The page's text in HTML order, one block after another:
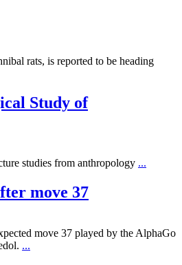
rats, is reported to be heading
Study of
studies from anthropology ...
move 37
move 37 played by the AlphaGo
...